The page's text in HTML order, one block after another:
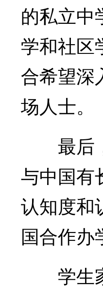
的私立中
学和社区
合希望深
场人士。
最后，
与中国有
认知度和
国合作办
学生家